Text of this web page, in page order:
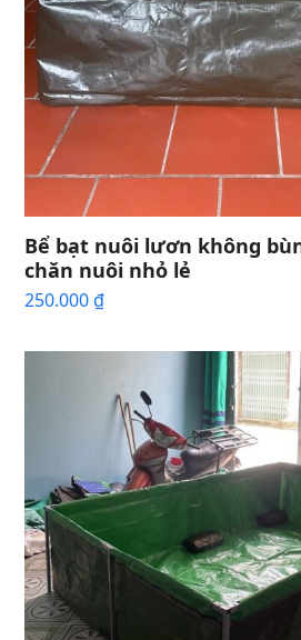
Bể bạt nuôi lươn không
chăn nuôi nhỏ lẻ
250.000₫